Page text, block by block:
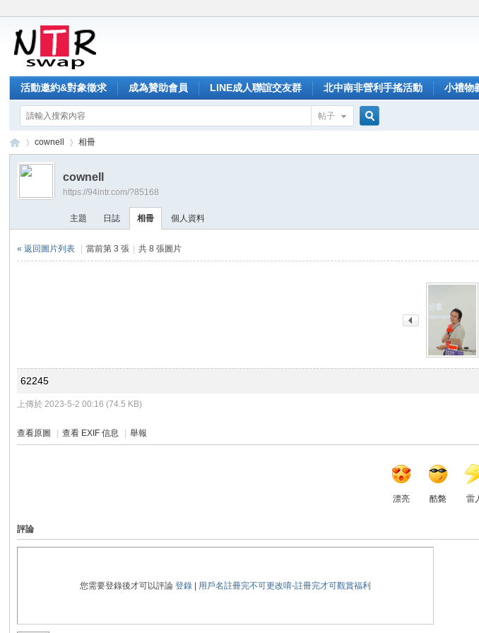
活動邀約&對象徵求 成為贊助會員 LINE成人聯誼交友群 北中南非營利手搖活動 小禮物
帖子
NT
密
›
cownell 相冊
cownell
https://94intr.com/?85168
主題 日誌 相冊 個人資料
« 返回圖片列表 當前第 3 張 共 8 張圖片
62245
上傳於 2023-5-2 00:16 (74.5 KB)
查看原圖 查看 EXIF 信息 舉報
漂亮 酷斃 雷
評論
您需要登錄後才可以評論登錄 用戶名註冊完不可更改唷-註冊完才可觀賞福利